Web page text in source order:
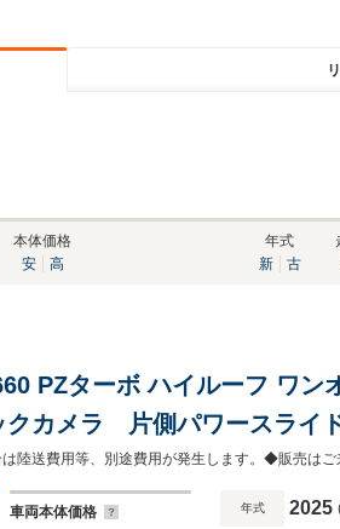
本体価格
安
高
年式
新
古
PZターボ ハイルーフ ワ
カメラ 片側パワースライ
レーンキープアシスト
車両本体価格 年式 2025